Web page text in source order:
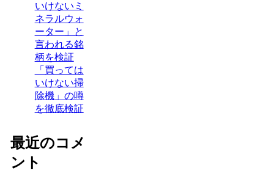
いけないミ
ネラルウォ
ーター」と
言われる銘
柄を検証
「買っては
いけない掃
除機」の噂
を徹底検証
最近のコメ
ント